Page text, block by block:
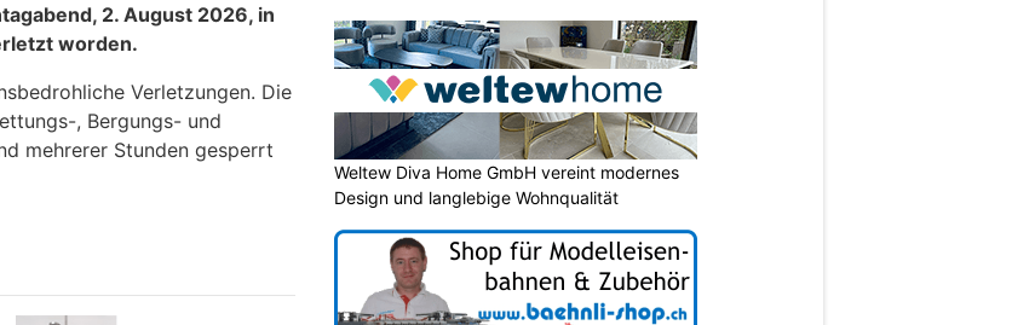
2. August 2026, in
worden.
Verletzungen. Die
, Bergungs- und
mehrerer Stunden gesperrt
Weltew Diva Home GmbH vereint modernes
Design und langlebige Wohnqualität